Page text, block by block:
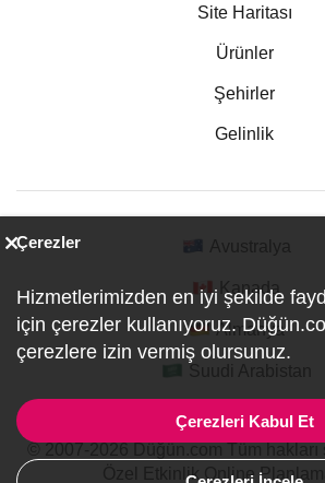
Site Haritası
Ürünler
Şehirler
Gelinlik
Kanada
Almanya
Özel Etkinlik Online
Çerezler
Hizmetlerimizden en iyi şekilde
için çerezler kullanıyoruz.
çerezlere izin vermiş olursunuz.
Çerezleri Kabul Et